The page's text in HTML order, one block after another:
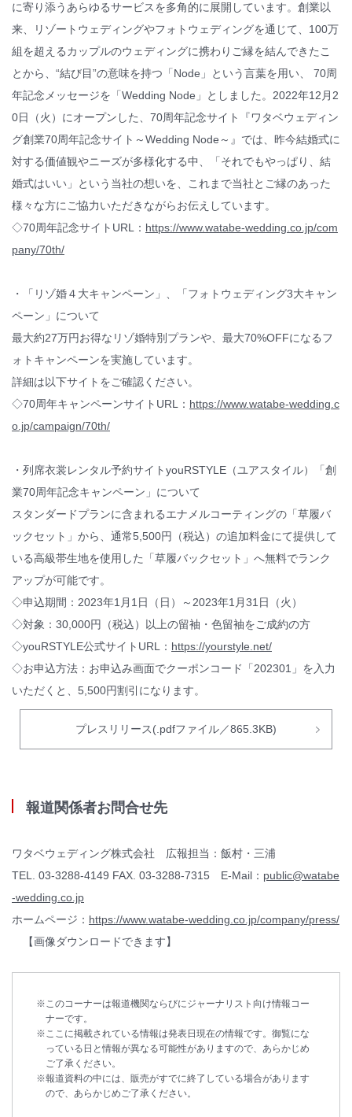
に寄り添うあらゆるサービスを多角的に展開しています。創業以
来、リゾートウェディングやフォトウェディングを通じて、100万
組を超えるカップルのウェディングに携わりご縁を結んできたこ
とから、“結び目”の意味を持つ「Node」という言葉を用い、 70周
年記念メッセージを「Wedding Node」としました。2022年12月2
0日（火）にオープンした、70周年記念サイト『ワタベウェディン
グ創業70周年記念サイト～Wedding Node～』では、昨今結婚式に
対する価値観やニーズが多様化する中、「それでもやっぱり、結
婚式はいい」という当社の想いを、これまで当社とご縁のあった
様々な方にご協力いただきながらお伝えしています。
◇70周年記念サイトURL： https://www.watabe-wedding.co.jp/com
pany/70th/
・「リゾ婚４大キャンペーン」、「フォトウェディング3大キャン
ペーン」について
最大約27万円お得なリゾ婚特別プランや、最大70%OFFになるフ
ォトキャンペーンを実施しています。
詳細は以下サイトをご確認ください。
◇70周年キャンペーンサイトURL： https://www.watabe-wedding.c
o.jp/campaign/70th/
・列席衣裳レンタル予約サイトyouRSTYLE（ユアスタイル）「創
業70周年記念キャンペーン」について
スタンダードプランに含まれるエナメルコーティングの「草履バ
ックセット」から、通常5,500円（税込）の追加料金にて提供して
いる高級帯生地を使用した「草履バックセット」へ無料でランク
アップが可能です。
◇申込期間：2023年1月1日（日）～2023年1月31日（火）
◇対象：30,000円（税込）以上の留袖・色留袖をご成約の方
◇youRSTYLE公式サイトURL： https://yourstyle.net/
◇お申込方法：お申込み画面でクーポンコード「202301」を入力
いただくと、5,500円割引になります。
プレスリリース(.pdfファイル／865.3KB)
報道関係者お問合せ先
ワタベウェディング株式会社 広報担当：飯村・三浦
TEL. 03-3288-4149 FAX. 03-3288-7315 E-Mail： public@watabe
-wedding.co.jp
ホームページ： https://www.watabe-wedding.co.jp/company/press/
【画像ダウンロードできます】
このコーナーは報道機関ならびにジャーナリスト向け情報コー
ナーです。
ここに掲載されている情報は発表日現在の情報です。御覧にな
っている日と情報が異なる可能性がありますので、あらかじめ
ご了承ください。
報道資料の中には、販売がすでに終了している場合があります
ので、あらかじめご了承ください。